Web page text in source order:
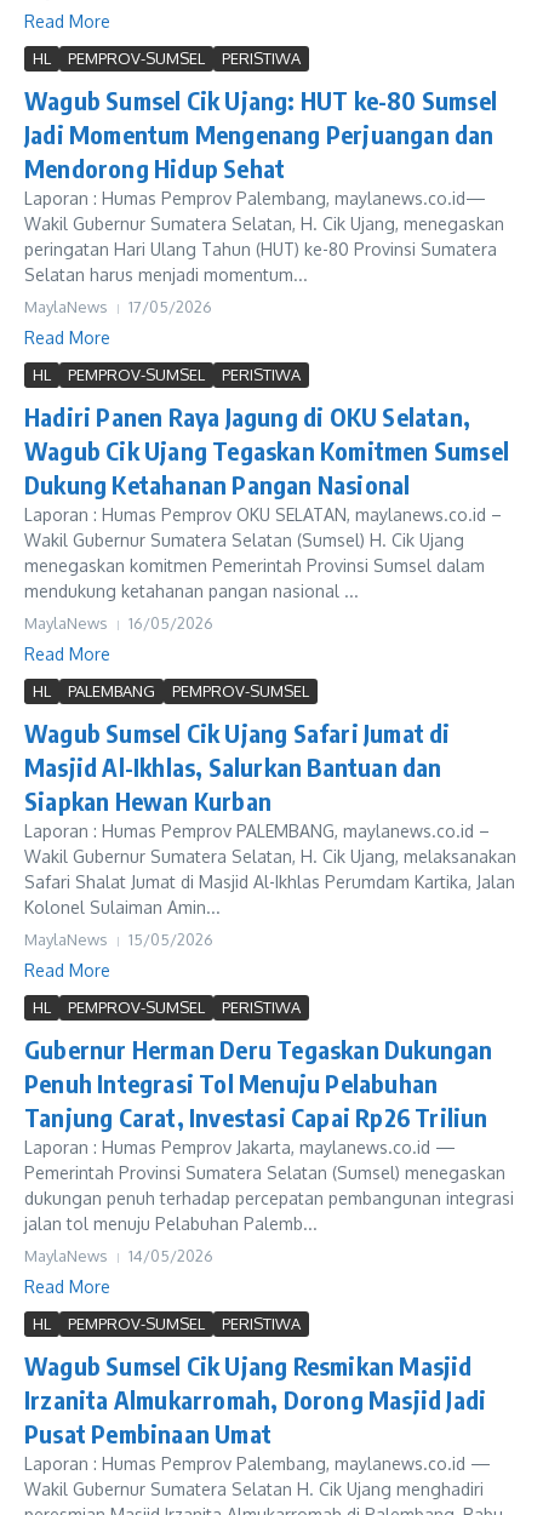
Read More
HL PEMPROV-SUMSEL PERISTIWA
Wagub Sumsel Cik Ujang: HUT ke-80 Sumsel
Jadi Momentum Mengenang Perjuangan dan
Mendorong Hidup Sehat
Laporan : Humas Pemprov Palembang, maylanews.co.id—
Wakil Gubernur Sumatera Selatan, H. Cik Ujang, menegaskan
peringatan Hari Ulang Tahun (HUT) ke-80 Provinsi Sumatera
Selatan harus menjadi momentum...
MaylaNews 17/05/2026
Read More
HL PEMPROV-SUMSEL PERISTIWA
Hadiri Panen Raya Jagung di OKU Selatan,
Wagub Cik Ujang Tegaskan Komitmen Sumsel
Dukung Ketahanan Pangan Nasional
Laporan : Humas Pemprov OKU SELATAN, maylanews.co.id –
Wakil Gubernur Sumatera Selatan (Sumsel) H. Cik Ujang
menegaskan komitmen Pemerintah Provinsi Sumsel dalam
mendukung ketahanan pangan nasional ...
MaylaNews 16/05/2026
Read More
HL PALEMBANG PEMPROV-SUMSEL
Wagub Sumsel Cik Ujang Safari Jumat di
Masjid Al-Ikhlas, Salurkan Bantuan dan
Siapkan Hewan Kurban
Laporan : Humas Pemprov PALEMBANG, maylanews.co.id –
Wakil Gubernur Sumatera Selatan, H. Cik Ujang, melaksanakan
Safari Shalat Jumat di Masjid Al-Ikhlas Perumdam Kartika, Jalan
Kolonel Sulaiman Amin...
MaylaNews 15/05/2026
Read More
HL PEMPROV-SUMSEL PERISTIWA
Gubernur Herman Deru Tegaskan Dukungan
Penuh Integrasi Tol Menuju Pelabuhan
Tanjung Carat, Investasi Capai Rp26 Triliun
Laporan : Humas Pemprov Jakarta, maylanews.co.id —
Pemerintah Provinsi Sumatera Selatan (Sumsel) menegaskan
dukungan penuh terhadap percepatan pembangunan integrasi
jalan tol menuju Pelabuhan Palemb...
MaylaNews 14/05/2026
Read More
HL PEMPROV-SUMSEL PERISTIWA
Wagub Sumsel Cik Ujang Resmikan Masjid
Irzanita Almukarromah, Dorong Masjid Jadi
Pusat Pembinaan Umat
Laporan : Humas Pemprov Palembang, maylanews.co.id —
Wakil Gubernur Sumatera Selatan H. Cik Ujang menghadiri